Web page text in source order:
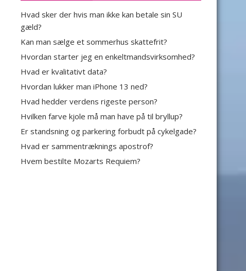
Hvad sker der hvis man ikke kan betale sin SU
gæld?
Kan man sælge et sommerhus skattefrit?
Hvordan starter jeg en enkeltmandsvirksomhed?
Hvad er kvalitativt data?
Hvordan lukker man iPhone 13 ned?
Hvad hedder verdens rigeste person?
Hvilken farve kjole må man have på til bryllup?
Er standsning og parkering forbudt på cykelgade?
Hvad er sammentræknings apostrof?
Hvem bestilte Mozarts Requiem?